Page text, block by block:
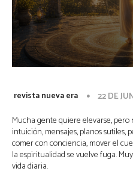
revista nueva era
22 DE
Mucha gente quiere elevarse,
intuición, mensajes, planos sutiles,
comer con conciencia, mover el
la espiritualidad se vuelve fuga.
vida diaria.